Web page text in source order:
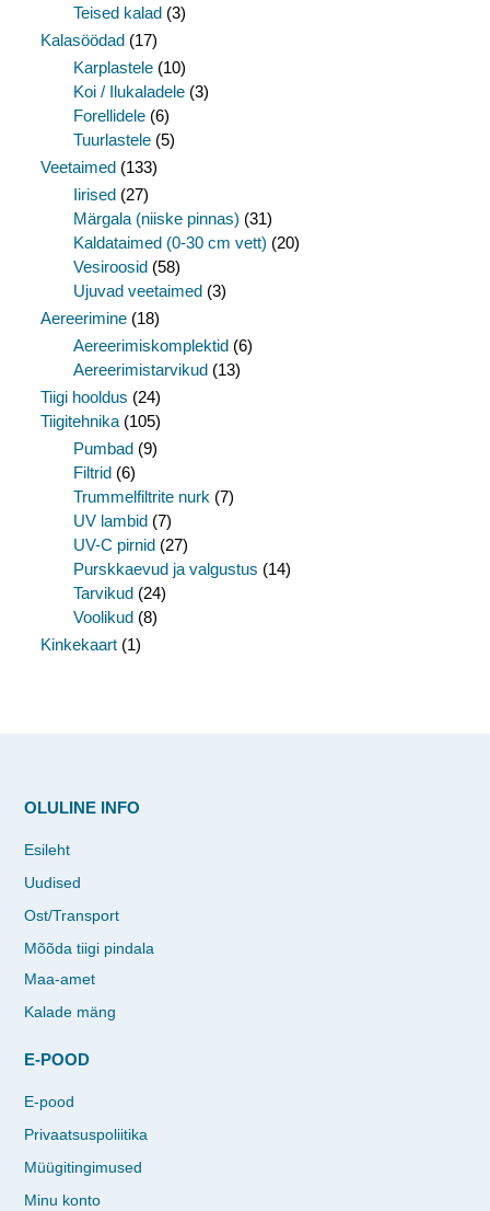
Teised kalad (3)
Kalasöödad (17)
Karplastele (10)
Koi / Ilukaladele (3)
Forellidele (6)
Tuurlastele (5)
Veetaimed (133)
Iirised (27)
Märgala (niiske pinnas) (31)
Kaldataimed (0-30 cm vett) (20)
Vesiroosid (58)
Ujuvad veetaimed (3)
Aereerimine (18)
Aereerimiskomplektid (6)
Aereerimistarvikud (13)
Tiigi hooldus (24)
Tiigitehnika (105)
Pumbad (9)
Filtrid (6)
Trummelfiltrite nurk (7)
UV lambid (7)
UV-C pirnid (27)
Purskkaevud ja valgustus (14)
Tarvikud (24)
Voolikud (8)
Kinkekaart (1)
OLULINE INFO
Esileht
Uudised
Ost/Transport
Mõõda tiigi pindala
Maa-amet
Kalade mäng
E-POOD
E-pood
Privaatsuspoliitika
Müügitingimused
Minu konto